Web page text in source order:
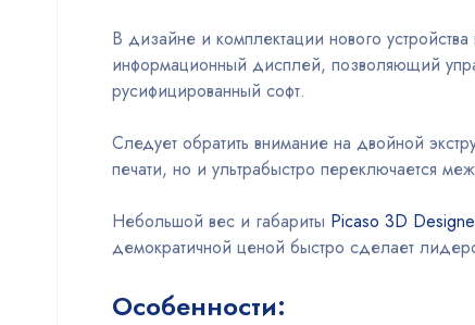
В дизайне и комплектации нового
информационный дисплей, позволяющий
русифицированный софт.
Следует обратить внимание на двойной
печати, но и ультрабыстро переключается
Небольшой вес и габариты Picaso 3D
демократичной ценой быстро сделает
Особенности: